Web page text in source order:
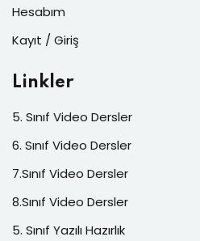
Hesabım
Kayıt / Giriş
Linkler
5. Sınıf Video Dersler
6. Sınıf Video Dersler
7.Sınıf Video Dersler
8.Sınıf Video Dersler
5. Sınıf Yazılı Hazırlık